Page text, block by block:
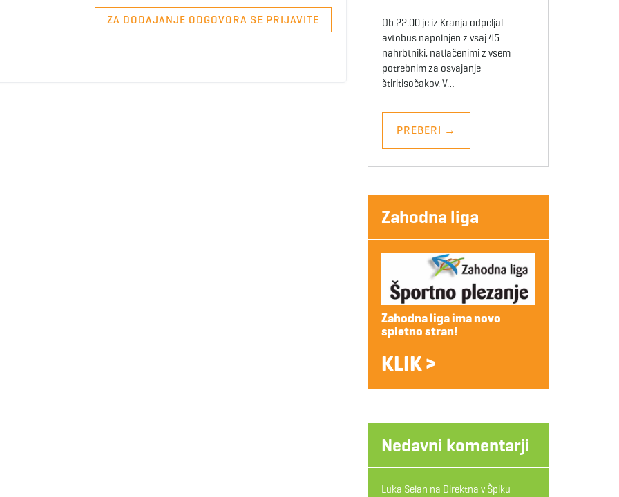
ZA DODAJANJE ODGOVORA SE PRIJAVITE
Ob 22.00 je iz Kranja odpeljal
avtobus napolnjen z vsaj 45
nahrbtniki, natlačenimi z vsem
potrebnim za osvajanje
štiritisočakov. V…
PREBERI →
Zahodna liga
Zahodna liga ima novo
spletno stran!
KLIK >
Nedavni komentarji
Luka Selan na Direktna v Špiku